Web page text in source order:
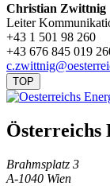
Christian Zwittnig
Leiter
+43 1 501 98 260
+43 676 845 019
TOP
Österreichs
Brahmsplatz 3
A-1040 Wien